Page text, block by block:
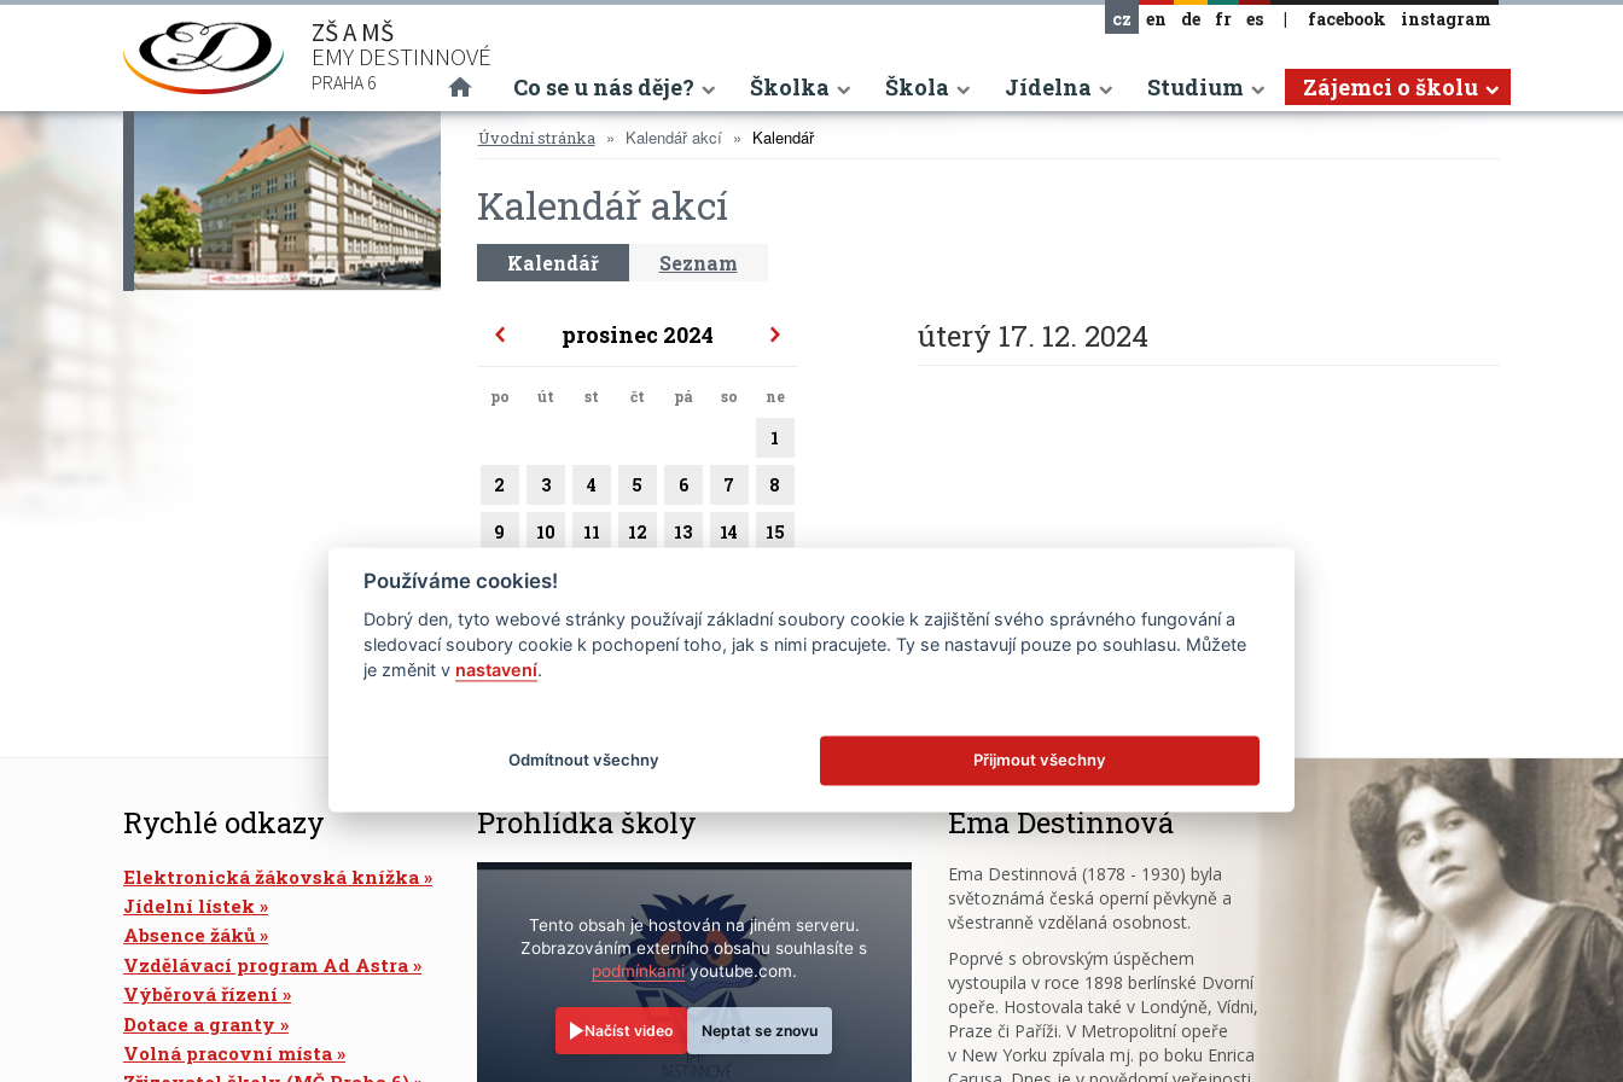
ZŠ A MŠ
EMY DESTINNOVÉ
PRAHA 6
cz en de fr es | facebook instagram
(current)
Co se u nás děje? Školka Škola Jídelna Studium Zájemci o školu
Úvodní stránka Kalendář akcí Kalendář
Kalendář akcí
Kalendář Seznam
prosinec 2024
po út st čt pá so ne
1
2 3 4 5 6 7 8
9 10 11 12 13 14 15
16 17
23 24 25 26 27 28 29
30 31
úterý 17. 12. 2024
Rychlé odkazy
Elektronická žákovská knížka
Jídelní lístek
Absence žáků
Vzdělávací program Ad Astra
Výběrová řízení
Dotace a granty
Volná pracovní místa
Prohlídka školy
Tento obsah je hostován na jiném serveru.
Zobrazováním externího obsahu souhlasíte s
podmínkamiyoutube.com.
Načíst video Neptat se znovu
Ema Destinnová
Ema Destinnová (1878 - 1930) byla
světoznámá česká operní pěvkyně a
všestranně vzdělaná osobnost.
Poprvé s obrovským úspěchem
vystoupila v roce 1898 berlínské Dvorní
opeře. Hostovala také v Londýně, Vídni,
Praze či Paříži. V Metropolitní opeře
v New Yorku zpívala mj. po boku Enrica
Používáme cookies!
Dobrý den, tyto webové stránky používají základní soubory cookie k zajištění svého správného fungování a
sledovací soubory cookie k pochopení toho, jak s nimi pracujete. Ty se nastavují pouze po souhlasu. Můžete
je změnit v nastavení.
Odmítnout všechny Přijmout všechny